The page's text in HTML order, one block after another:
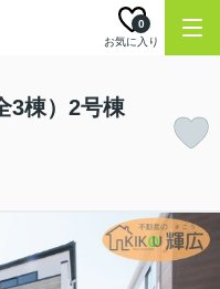
お気に入り
0
3棟）2号棟